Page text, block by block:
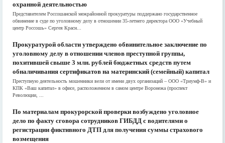
охранной деятельностью
Представителем Россошанской межрайонной прокуратуры поддержано государственное
обвинение в суде по уголовному делу в отношении 35-летнего директора ООО «Учебный
центр Россошь» Сергея Красн...
Прокуратурой области утверждено обвинительное заключение по
уголовному делу в отношении членов преступной группы,
похитившей свыше 3 млн. рублей бюджетных средств путем
обналичивания сертификатов на материнский (семейный) капитал
Преступную деятельность мошенники вели от имени двух организаций – ООО «Триумф-В» и
КПК «Ваш капитал» в офисе, расположенном в самом центре Воронежа (проспект
Революции, ...
По материалам прокурорской проверки возбуждено уголовное
дело по факту сговора сотрудников ГИБДД с водителями о
регистрации фиктивного ДТП для получения суммы страхового
возмещения